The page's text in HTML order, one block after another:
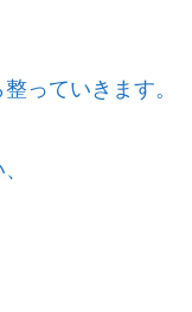
っていきます。